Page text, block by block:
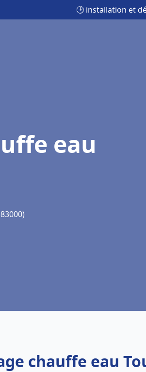
🕒 installation et
eau
chauffe eau